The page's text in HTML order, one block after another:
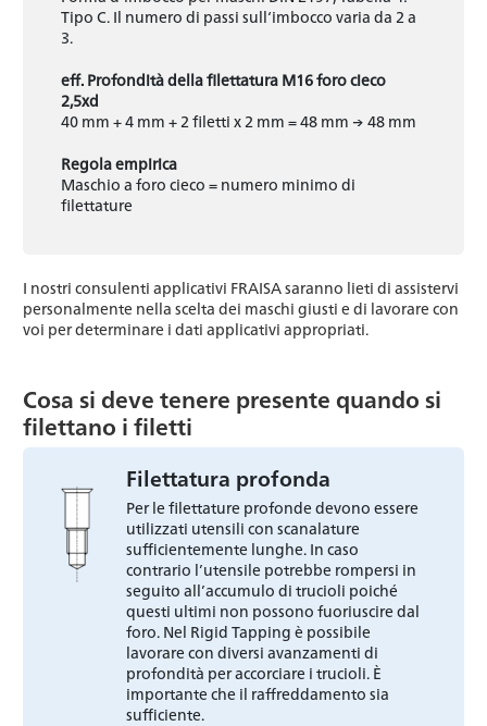
Tipo C. Il numero di passi sull‘imbocco varia da 2 a
3.
eff. Profondità della filettatura M16 foro cieco
2,5xd
40 mm + 4 mm + 2 filetti x 2 mm = 48 mm → 48 mm
Regola empirica
Maschio a foro cieco = numero minimo di
filettature
I nostri consulenti applicativi FRAISA saranno lieti di assistervi
personalmente nella scelta dei maschi giusti e di lavorare con
voi per determinare i dati applicativi appropriati.
Cosa si deve tenere presente quando si
filettano i filetti
Filettatura profonda
Per le filettature profonde devono essere
utilizzati utensili con scanalature
sufficientemente lunghe. In caso
contrario l’utensile potrebbe rompersi in
seguito all’accumulo di trucioli poiché
questi ultimi non possono fuoriuscire dal
foro. Nel Rigid Tapping è possibile
lavorare con diversi avanzamenti di
profondità per accorciare i trucioli. È
importante che il raffreddamento sia
sufficiente.